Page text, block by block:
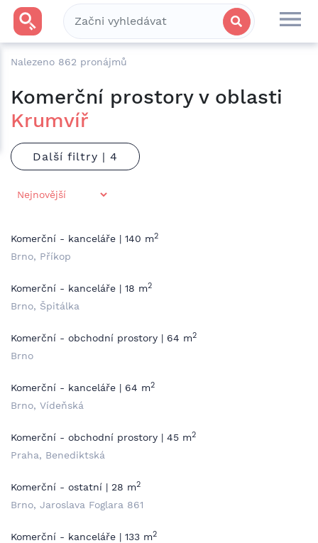
Nalezeno 862 pronájmů
Komerční prostory v oblasti
Krumvíř
Další filtry |
Komerční - kanceláře | 140 m2
Brno, Příkop
Komerční - kanceláře | 18 m2
Brno, Špitálka
Komerční - obchodní prostory | 64 m2
Brno
Komerční - kanceláře | 64 m2
Brno, Vídeňská
Komerční - obchodní prostory | 45 m2
Praha, Benediktská
Komerční - ostatní | 28 m2
Brno, Jaroslava Foglara 861
Komerční - kanceláře | 133 m2